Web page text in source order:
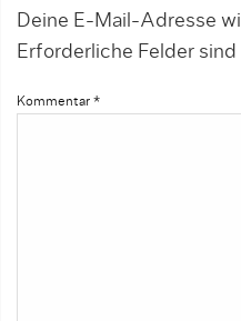
Deine E-Mail-Adresse
Erforderliche Felder
Kommentar *